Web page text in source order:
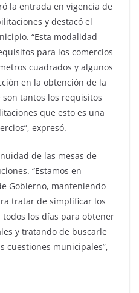
la entrada en vigencia de
y destacó el
“Esta modalidad
para los comercios
cuadrados y algunos
en la obtención de la
tantos los requisitos
que esto es una
expresó.
de las mesas de
“Estamos en
Gobierno, manteniendo
tratar de simplificar los
los días para obtener
y tratando de buscarle
cuestiones municipales”,